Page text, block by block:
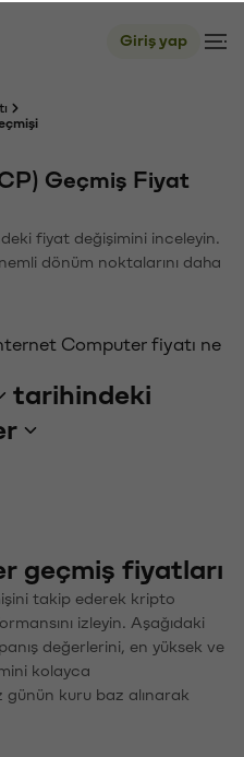
Giriş yap
Geçmiş Fiyat
fiyat değişimini inceleyin.
dönüm noktalarını daha
Computer fiyatı ne
tarihindeki
geçmiş fiyatları
takip ederek kripto
izleyin. Aşağıdaki
değerlerini, en yüksek ve
kolayca
kuru baz alınarak